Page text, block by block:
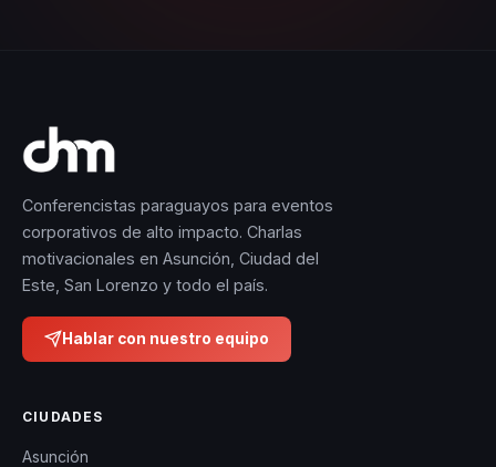
Conferencistas paraguayos para eventos
corporativos de alto impacto. Charlas
motivacionales en Asunción, Ciudad del
Este, San Lorenzo y todo el país.
Hablar con nuestro equipo
CIUDADES
Asunción